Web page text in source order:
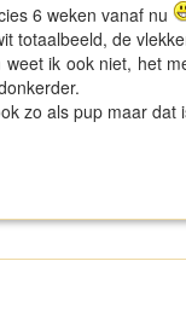
6 weken vanaf nu
totaalbeeld, de
ik ook niet, het
zo als pup maar dat